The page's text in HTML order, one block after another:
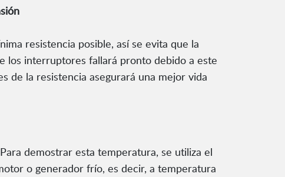
resistencia posible, así se evita que la
los interruptores fallará pronto debido a este
de la resistencia asegurará una mejor vida
demostrar esta temperatura, se utiliza el
o generador frío, es decir, a temperatura